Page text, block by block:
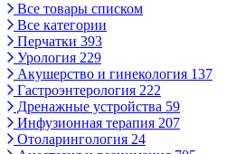
Все товары списком
Все категории
Перчатки 393
Урология 229
Акушерство и гинекология 137
Гастроэнтерология 222
Дренажные устройства 59
Инфузионная терапия 207
Отоларингология 24